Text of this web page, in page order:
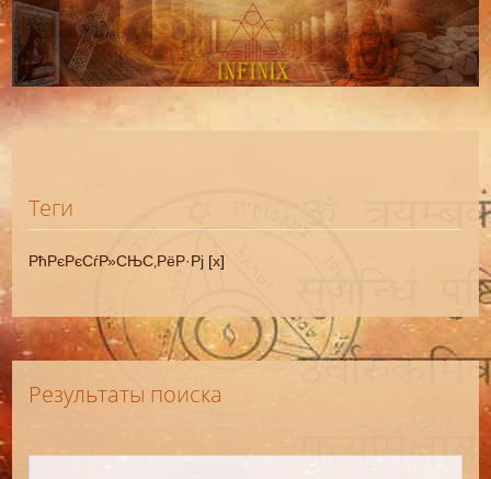
Теги
РћРєРєСѓР»СЊС‚РёР·Рј [x]
Результаты поиска